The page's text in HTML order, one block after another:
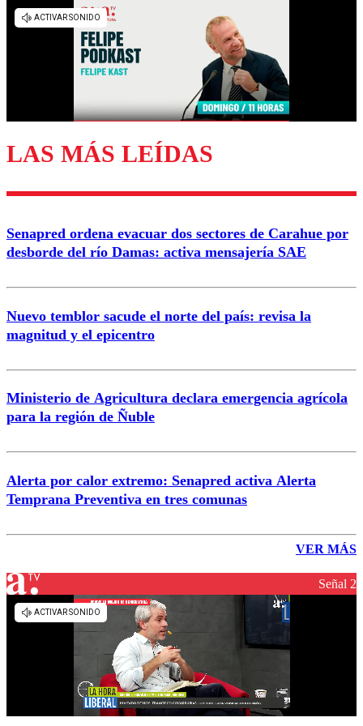
LAS MÁS LEÍDAS
Senapred ordena evacuar dos sectores de Carahue por
desborde del río Damas: activa mensajería SAE
Nuevo temblor sacude el norte del país: revisa la
magnitud y el epicentro
Ministerio de Agricultura declara emergencia agrícola
para la región de Ñuble
Alerta por calor extremo: Senapred activa Alerta
Temprana Preventiva en tres comunas
VER MÁS
Señal 2